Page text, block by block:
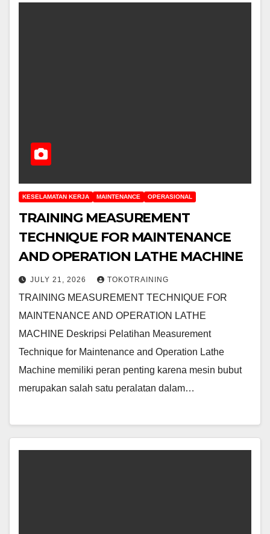
KESELAMATAN KERJA MAINTENANCE OPERASIONAL
TRAINING MEASUREMENT
TECHNIQUE FOR MAINTENANCE
AND OPERATION LATHE MACHINE
JULY 21, 2026 TOKOTRAINING
TRAINING MEASUREMENT TECHNIQUE FOR
MAINTENANCE AND OPERATION LATHE
MACHINE Deskripsi Pelatihan Measurement
Technique for Maintenance and Operation Lathe
Machine memiliki peran penting karena mesin bubut
merupakan salah satu peralatan dalam…